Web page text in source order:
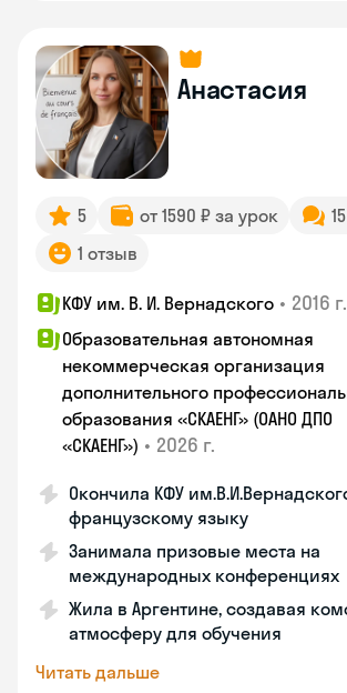
Анастасия
5 от 1590 ₽ за урок
1 отзыв
КФУ им. В. И. Вернадского • 2016 г.
Образовательная автономная
некоммерческая организация
дополнительного
образования «СКАЕНГ» (ОАНО ДПО
«СКАЕНГ») • 2026 г.
Окончила КФУ
французскому языку
Занимала призовые места на
международных конференциях
Жила в Аргентине, создавая
атмосферу для обучения
Читать дальше